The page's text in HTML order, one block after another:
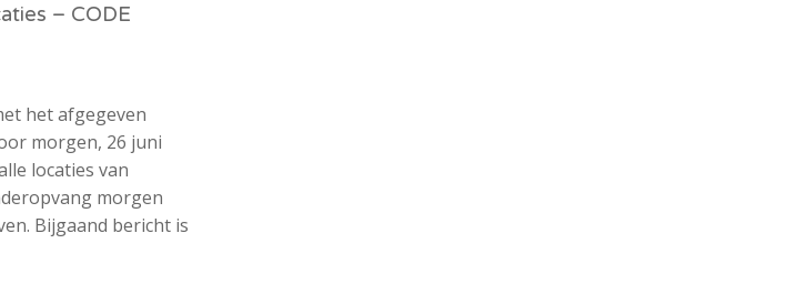
– CODE
het afgegeven
morgen, 26 juni
locaties van
morgen
Bijgaand bericht is